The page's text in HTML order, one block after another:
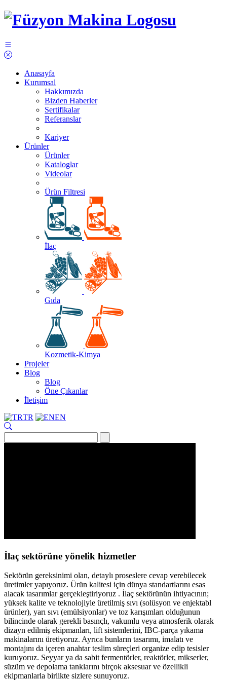
Anasayfa
Kurumsal
Hakkımızda
Bizden Haberler
Sertifikalar
Referanslar
Kariyer
Ürünler
Ürünler
Kataloglar
Videolar
Ürün Filtresi
İlaç
Gıda
Kozmetik-Kimya
Projeler
Blog
Blog
Öne Çıkanlar
İletişim
TR
EN
İlaç sektörüne yönelik hizmetler
Sektörün gereksinimi olan, detaylı proseslere cevap verebilecek
üretimler yapıyoruz. Ürün kalitesi için dünya standartlarını esas
alacak tasarımlar gerçekleştiriyoruz . İlaç sektörünün ihtiyacının;
yüksek kalite ve teknolojiyle üretilmiş sıvı (solüsyon ve enjektabl
ürünler), yarı sıvı (emülsiyonlar) ve toz karışımları olduğunun
bilincinde olarak gerekli basınçlı, vakumlu veya atmosferik olarak
dizayn edilmiş ekipmanları, lift sistemlerini, IBC-parça yıkama
makinalarını üretiyoruz. Ayrıca bunların tasarımı, imalatı ve
montajını da içeren anahtar teslim süreçleri organize edip tesisler
kuruyoruz. Seyyar ya da sabit fermentörler, reaktörler, mikserler,
süzüm ve depolama tanklarını birçok aksesuar ve özellikli
ekipmanlarla birlikte sizlere sunuyoruz.